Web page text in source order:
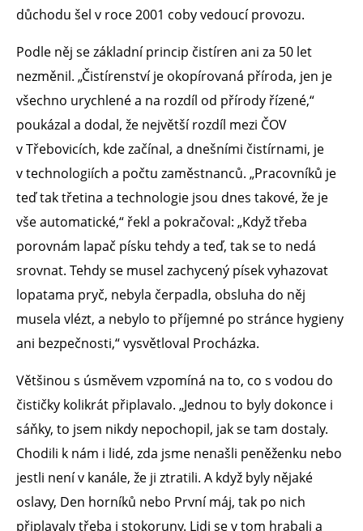
důchodu šel v roce 2001 coby vedoucí provozu.
Podle něj se základní princip čistíren ani za 50 let
nezměnil. „Čistírenství je okopírovaná příroda, jen je
všechno urychlené a na rozdíl od přírody řízené,“
poukázal a dodal, že největší rozdíl mezi ČOV
v Třebovicích, kde začínal, a dnešními čistírnami, je
v technologiích a počtu zaměstnanců. „Pracovníků je
teď tak třetina a technologie jsou dnes takové, že je
vše automatické,“ řekl a pokračoval: „Když třeba
porovnám lapač písku tehdy a teď, tak se to nedá
srovnat. Tehdy se musel zachycený písek vyhazovat
lopatama pryč, nebyla čerpadla, obsluha do něj
musela vlézt, a nebylo to příjemné po stránce hygieny
ani bezpečnosti,“ vysvětloval Procházka.
Většinou s úsměvem vzpomíná na to, co s vodou do
čističky kolikrát připlavalo. „Jednou to byly dokonce i
sáňky, to jsem nikdy nepochopil, jak se tam dostaly.
Chodili k nám i lidé, zda jsme nenašli peněženku nebo
jestli není v kanále, že ji ztratili. A když byly nějaké
oslavy, Den horníků nebo První máj, tak po nich
připlavaly třeba i stokoruny. Lidi se v tom hrabali a